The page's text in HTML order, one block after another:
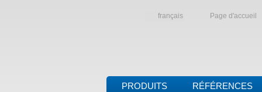
français Page d'accueil
PRODUITS RÉFÉRENCES